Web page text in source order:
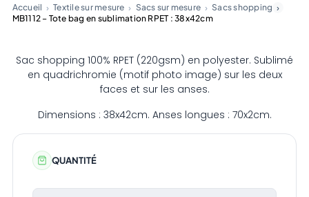
Accueil Textile sur mesure Sacs sur mesure
Sacs shopping
MB1112 – Tote bag en sublimation RPET : 38x42cm
Sac shopping 100% RPET (220gsm) en polyester. Sublimé
en quadrichromie (motif photo image) sur les deux
faces et sur les anses.
Dimensions : 38x42cm. Anses longues : 70x2cm.
QUANTITÉ